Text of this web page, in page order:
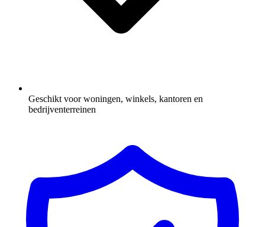
Geschikt voor woningen, winkels, kantoren en
bedrijventerreinen